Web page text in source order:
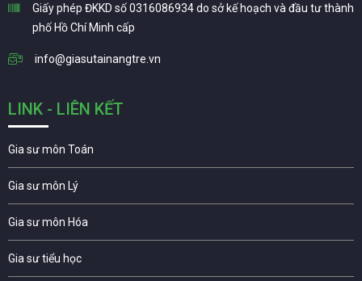
Giấy phép ĐKKD số 0316086934 do sở kế hoạch và đầu tư thành
phố Hồ Chí Minh cấp
info@giasutainangtre.vn
LINK - LIÊN KẾT
Gia sư môn Toán
Gia sư môn Lý
Gia sư môn Hóa
Gia sư tiểu học